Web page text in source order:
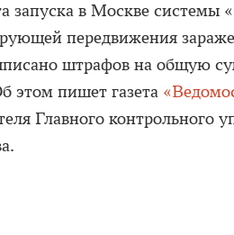
запуска в Москве системы
передвижения
штрафов на общую
этом пишет газета
Главного контрольного